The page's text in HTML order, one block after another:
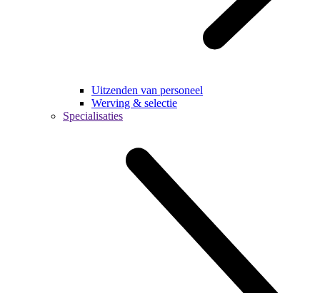
Uitzenden van personeel
Werving & selectie
Specialisaties